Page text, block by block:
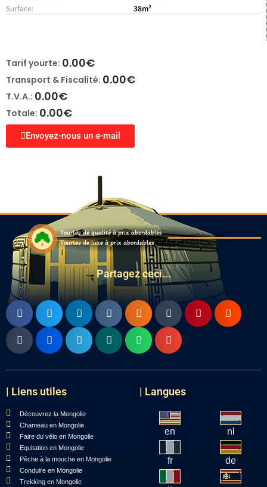
Surface:
38m²
Tarif yourte: 0.00€
Transport & Fiscalité: 0.00€
T.V.A.: 0.00€
Totale: 0.00€
Envoyez-nous un e-mail
Yourtes de qualité à prix abordables
Yourtes de luxe à prix abordables
Partagez ceci...
| Liens utiles
Découvrez la Mongolie
Chameau en Mongolie
Faire du vélo en Mongolie
Equitation en Mongolie
Pêche à la mouche en Mongolie
Conduire en Mongolie
Trekking en Mongolie
| Langues
en nl
fr de